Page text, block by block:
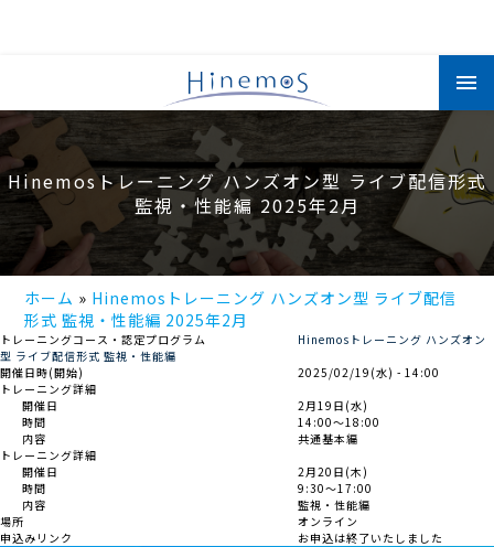
コ
ン
テ
ツHinemosトレーニング ハンズオン型 ライブ配信形式
監視・性能編 2025年2月
ホーム
Hinemosトレーニング ハンズオン型 ライブ配信
形式 監視・性能編 2025年2月
トレーニングコース・認定プログラム
Hinemosトレーニング ハンズオン
型 ライブ配信形式 監視・性能編
開催日時(開始)
2025/02/19(水) - 14:00
トレーニング詳細
開催日
2月19日(水)
時間
14:00～18:00
内容
共通基本編
トレーニング詳細
開催日
2月20日(木)
時間
9:30～17:00
内容
監視・性能編
場所
オンライン
申込みリンク
お申込は終了いたしました